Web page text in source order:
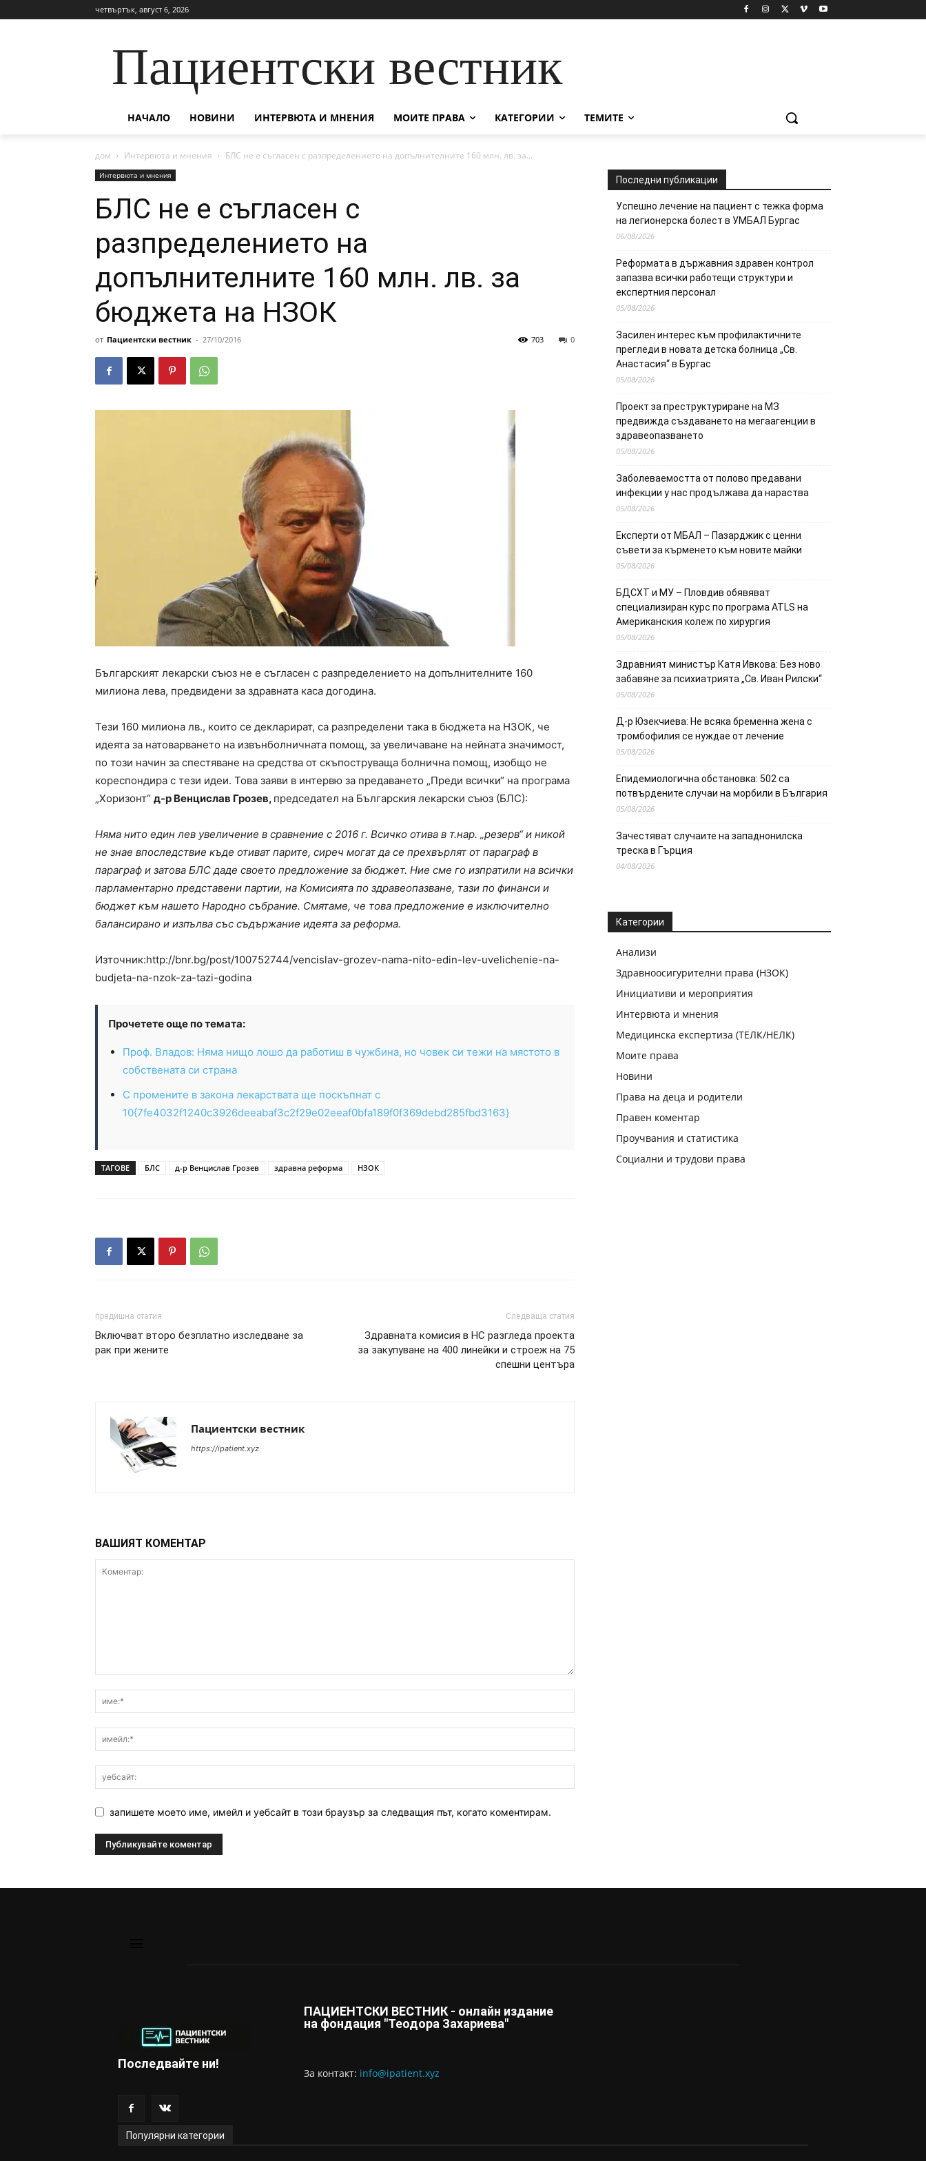
четвъртък, август 6, 2026
Пациентски вестник
НАЧАЛО НОВИНИ ИНТЕРВЮТА И МНЕНИЯ МОИТЕ ПРАВА КАТЕГОРИИ ТЕМИТЕ
дом Интервюта и мнения БЛС не е съгласен с разпределението на допълнителните 160 млн. лв. за...
Интервюта и мнения
БЛС не е съгласен с
разпределението на
допълнителните 160 млн. лв. за
бюджета на НЗОК
от Пациентски вестник - 27/10/2016 0
703
Българският лекарски съюз не е съгласен с разпределението на допълнителните 160
милиона лева, предвидени за здравната каса догодина.
Тези 160 милиона лв., които се декларират, са разпределени така в бюджета на НЗОК, че
идеята за натоварването на извънболничната помощ, за увеличаване на нейната значимост,
по този начин за спестяване на средства от скъпоструваща болнична помощ, изобщо не
кореспондира с тези идеи. Това заяви в интервю за предаването „Преди всички“ на програма
„Хоризонт“ д-р Венцислав Грозев, председател на Българския лекарски съюз (БЛС):
Няма нито един лев увеличение в сравнение с 2016 г. Всичко отива в т.нар. „резерв“ и никой
не знае впоследствие къде отиват парите, сиреч могат да се прехвърлят от параграф в
параграф и затова БЛС даде своето предложение за бюджет. Ние сме го изпратили на всички
парламентарно представени партии, на Комисията по здравеопазване, тази по финанси и
бюджет към нашето Народно събрание. Смятаме, че това предложение е изключително
балансирано и изпълва със съдържание идеята за реформа.
Източник:http://bnr.bg/post/100752744/vencislav-grozev-nama-nito-edin-lev-uvelichenie-na-
budjeta-na-nzok-za-tazi-godina
Прочетете още по темата:
Проф. Владов: Няма нищо лошо да работиш в чужбина, но човек си тежи на мястото в
собствената си страна
С промените в закона лекарствата ще поскъпнат с
10{7fe4032f1240c3926deeabaf3c2f29e02eeaf0bfa189f0f369debd285fbd3163}
ТАГОВЕ БЛС д-р Венцислав Грозев здравна реформа НЗОК
предишна статия
Включват второ безплатно изследване за
рак при жените
Следваща статия
Здравната комисия в НС разгледа проекта
за закупуване на 400 линейки и строеж на 75
спешни центъра
Пациентски вестник
https://ipatient.xyz
ВАШИЯТ КОМЕНТАР
запишете моето име, имейл и уебсайт в този браузър за следващия път, когато коментирам.
Последни публикации
Успешно лечение на пациент с тежка форма
на легионерска болест в УМБАЛ Бургас
06/08/2026
Реформата в държавния здравен контрол
запазва всички работещи структури и
експертния персонал
05/08/2026
Засилен интерес към профилактичните
прегледи в новата детска болница „Св.
Анастасия“ в Бургас
05/08/2026
Проект за преструктуриране на МЗ
предвижда създаването на мегаагенции в
здравеопазването
05/08/2026
Заболеваемостта от полово предавани
инфекции у нас продължава да нараства
05/08/2026
Експерти от МБАЛ – Пазарджик с ценни
съвети за кърменето към новите майки
05/08/2026
БДСХТ и МУ – Пловдив обявяват
специализиран курс по програма ATLS на
Американския колеж по хирургия
05/08/2026
Здравният министър Катя Ивкова: Без ново
забавяне за психиатрията „Св. Иван Рилски“
05/08/2026
Д-р Юзекчиева: Не всяка бременна жена с
тромбофилия се нуждае от лечение
05/08/2026
Епидемиологична обстановка: 502 са
потвърдените случаи на морбили в България
05/08/2026
Зачестяват случаите на западнонилска
треска в Гърция
04/08/2026
Категории
Анализи
Здравноосигурителни права (НЗОК)
Инициативи и мероприятия
Интервюта и мнения
Медицинска експертиза (ТЕЛК/НЕЛК)
Моите права
Новини
Права на деца и родители
Правен коментар
Проучвания и статистика
Социални и трудови права
Последвайте ни!
ПАЦИЕНТСКИ ВЕСТНИК - онлайн издание
на фондация "Теодора Захариева"
За контaкт: info@ipatient.xyz
Популярни категории